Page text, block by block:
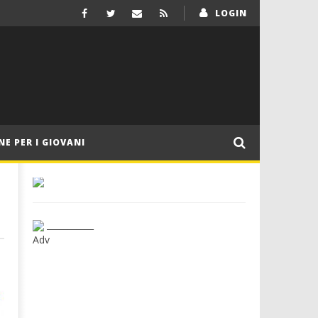
LOGIN
PER I GIOVANI
___________
Adv